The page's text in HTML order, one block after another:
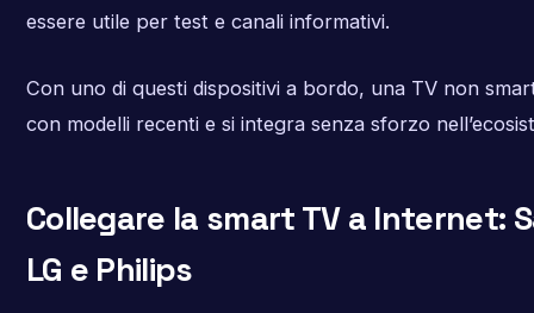
essere utile per test e canali informativi.
Con uno di questi dispositivi a bordo, una TV non
con modelli recenti e si integra senza sforzo
Collegare la smart TV a Internet:
LG e Philips